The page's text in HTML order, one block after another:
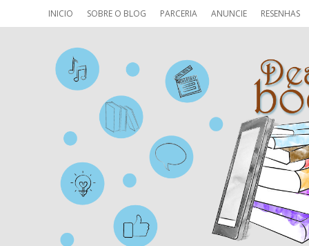
INICIO SOBRE O BLOG PARCERIA ANUNCIE RESENHAS